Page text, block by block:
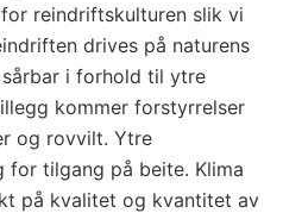
reindriftskulturen slik vi
drives på naturens
i forhold til ytre
kommer forstyrrelser
og rovvilt. Ytre
for tilgang på beite. Klima
på kvalitet og kvantitet av